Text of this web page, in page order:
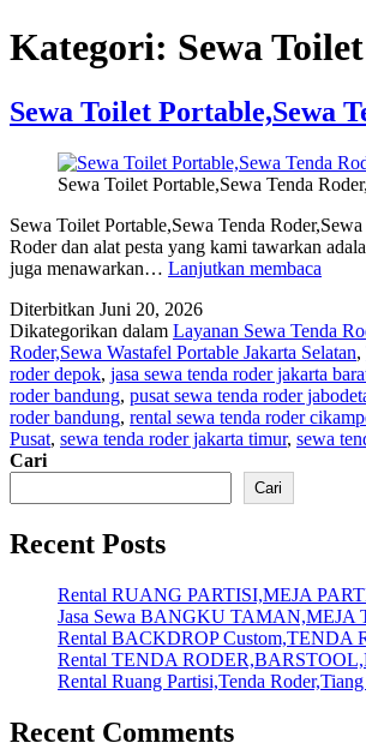
Kategori: Sewa
Sewa Toilet Portable,Sewa
Sewa Toilet Portable,Sewa Tenda
Sewa Toilet Portable,Sewa Tenda
Roder dan alat pesta yang kami tawarkan
juga menawarkan… Lanjutkan membaca
Tenda
Diterbitkan Juni 20, 2026
Dikategorikan dalam Layanan Sewa Tenda
Roder,Sewa Wastafel Portable Jakarta Selatan,
roder depok, jasa sewa tenda roder jakarta
roder bandung, pusat sewa tenda roder
roder bandung, rental sewa tenda roder
Pusat, sewa tenda roder jakarta timur, sewa
Cari
Cari
Recent Posts
Rental RUANG PARTISI,MEJA
Jasa Sewa BANGKU
Rental BACKDROP Custom,TENDA
Rental TENDA
Rental Ruang Partisi,Tenda
Recent Comments